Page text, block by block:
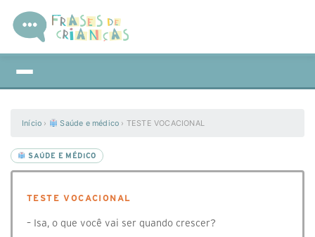
Início › Saúde e médico › TESTE VOCACIONAL
SAÚDE E MÉDICO
TESTE VOCACIONAL
– Isa, o que você vai ser quando crescer?